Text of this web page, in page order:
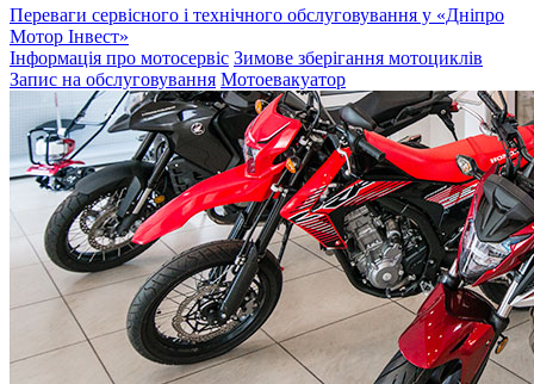
Переваги сервісного і технічного обслуговування у «Дніпро
Мотор Інвест»
Інформація про мотосервіс Зимове зберігання мотоциклів
Запис на обслуговування Мотоевакуатор